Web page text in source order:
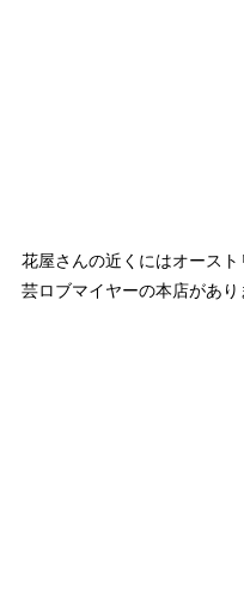
花屋さんの近くにはオース
芸ロブマイヤーの本店があり